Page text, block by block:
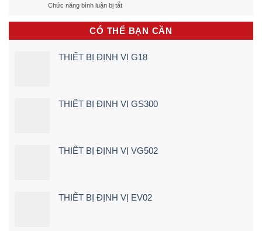
Chính
100%
(Quy
5
Bước)
Vị
Đạp
Điện,
Máy
Điện
Rẻ
–
Chức năng bình luận bị tắtở
vị
hộp
đen
cảnh
xe
CÓ THỂ BẠN CẦN
THIẾT BỊ ĐỊNH VỊ G18
THIẾT BỊ ĐỊNH VỊ GS300
THIẾT BỊ ĐỊNH VỊ VG502
THIẾT BỊ ĐỊNH VỊ EV02